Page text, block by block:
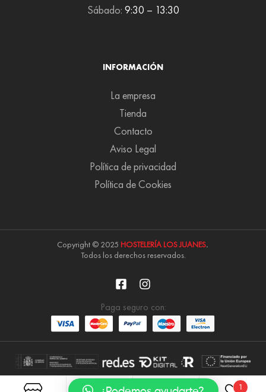
Sábado: 9:30 – 13:30
INFORMACIÓN
La empresa
Tienda
Contacto
Aviso Legal
Política de privacidad
Política de Cookies
Copyright © 2025 HOSTELERÍA LOS JUANES.
Todos los derechos reservados.
Paga seguro con:
1